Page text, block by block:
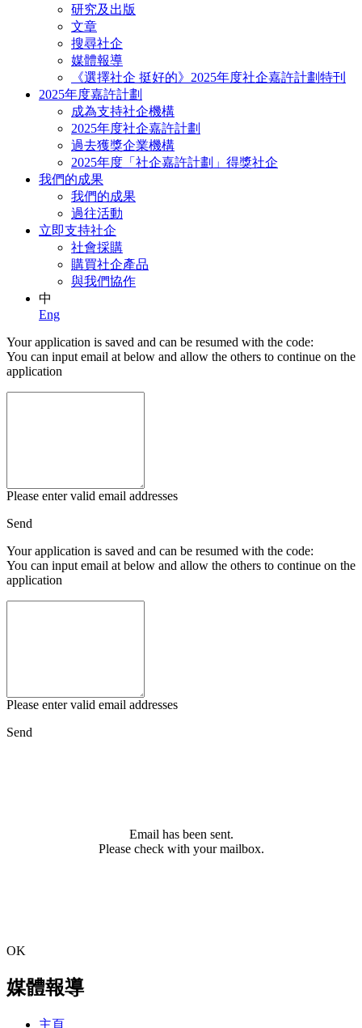
研究及出版
文章
搜尋社企
媒體報導
《選擇社企 挺好的》2025年度社企嘉許計劃特刊
2025年度嘉許計劃
成為支持社企機構
2025年度社企嘉許計劃
過去獲獎企業機構
2025年度「社企嘉許計劃」得獎社企
我們的成果
我們的成果
過往活動
立即支持社企
社會採購
購買社企產品
與我們協作
中
Eng
Your application is saved and can be resumed with the code:
You can input email at below and allow the others to continue on the
application
Please enter valid email addresses
Send
Your application is saved and can be resumed with the code:
You can input email at below and allow the others to continue on the
application
Please enter valid email addresses
Send
Email has been sent.
Please check with your mailbox.
OK
媒體報導
主頁